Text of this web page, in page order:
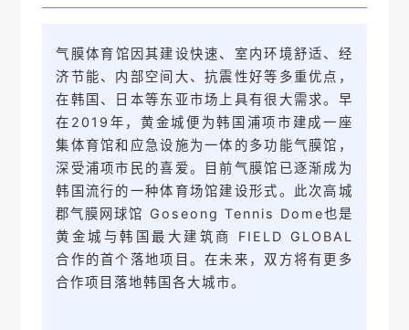
气膜体育馆因其建设快速、室内环境舒适、经
济节能、内部空间大、抗震性好等多重优点，
在韩国、日本等东亚市场上具有很大需求。 早
在2019年，黄金城便为韩国浦项市建成一座
集体育馆和应急设施为一体的多功能气膜馆，
深受浦项市民的喜爱。
目前气膜馆已逐渐成为
韩国流行的一种体育场馆建设形式。 此次高城
郡气膜网球馆 Goseong Tennis Dome也是
黄金城与韩国最大建筑商 FIELD GLOBAL
合作的首个落地项目。在未来，双方将有更多
合作项目落地韩国各大城市。